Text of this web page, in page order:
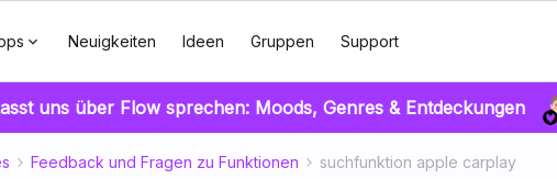
Neuigkeiten Ideen Gruppen Support
uns über Flow sprechen: Moods, Genres & Entdeckungen
Feedback und Fragen zu Funktionen suchfunktion apple carplay